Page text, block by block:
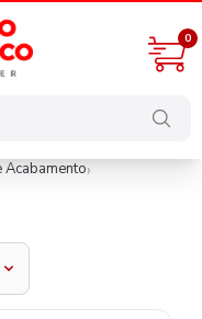
0
Acabamento›
acabamento